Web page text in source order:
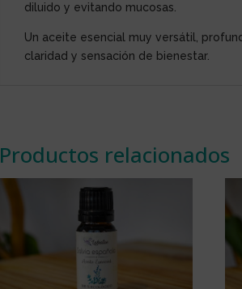
diluido y evitando mucosas.
Un aceite esencial muy versátil,
claridad y sensación de bienestar.
Productos relacionados